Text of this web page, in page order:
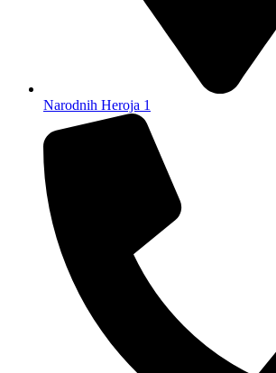
Narodnih Heroja 1